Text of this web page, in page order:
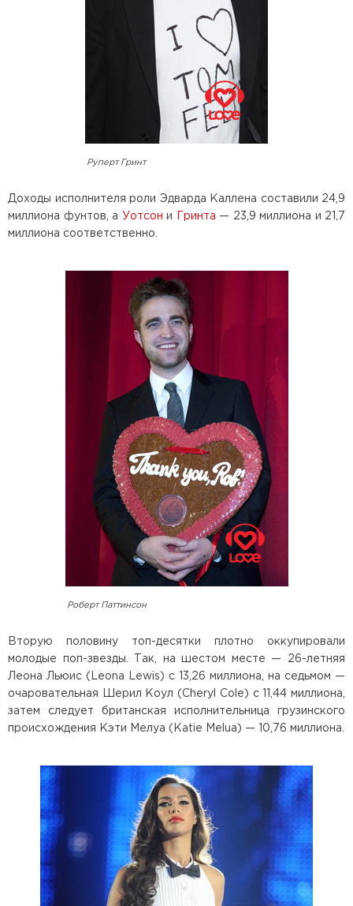
Руперт Гринт
Доходы исполнителя роли Эдварда Каллена составили 24,9
миллиона фунтов, а Уотсон и Гринта — 23,9 миллиона и 21,7
миллиона соответственно.
Роберт Паттинсон
Вторую половину топ-десятки плотно оккупировали
молодые поп-звезды. Так, на шестом месте — 26-летняя
Леона Льюис (Leona Lewis) с 13,26 миллиона, на седьмом —
очаровательная Шерил Коул (Cheryl Cole) с 11,44 миллиона,
затем следует британская исполнительница грузинского
происхождения Кэти Мелуа (Katie Melua) — 10,76 миллиона.